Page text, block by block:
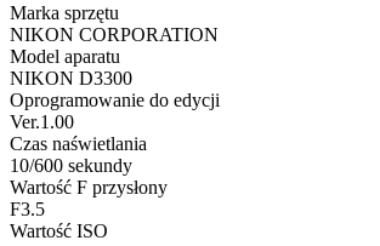
Marka sprzętu
NIKON CORPORATION
Model aparatu
NIKON D3300
Oprogramowanie do edycji
Ver.1.00
Czas naświetlania
10/600 sekundy
Wartość F przysłony
F3.5
Wartość ISO